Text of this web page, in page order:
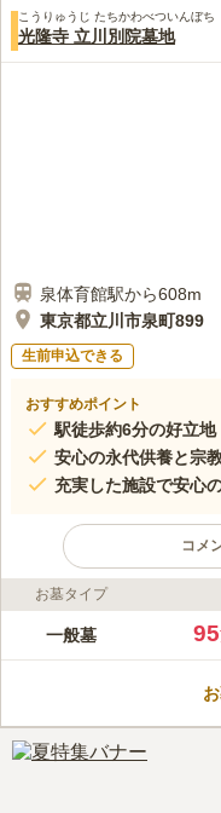
こうりゅうじ たちかわべついんぼち
光隆寺 立川別院墓地
泉体育館駅から608m
東京都立川市泉町899
生前申込できる
おすすめポイント
駅徒歩約6分の好立地
安心の永代供養と宗
充実した施設で安心
コメ
ライフドット編集部のコメン
多摩モノレール「
の強要もなく、継
車場を完備してお
利用いただけます。
口コミ評価
お墓タイプ
一般墓 95